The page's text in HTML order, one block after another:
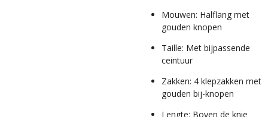
Mouwen: Halflang met
gouden knopen
Taille: Met bijpassende
ceintuur
Zakken: 4 klepzakken met
gouden bij-knopen
Lengte: Boven de knie